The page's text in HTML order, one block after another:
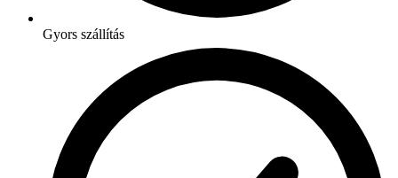
Gyors szállítás